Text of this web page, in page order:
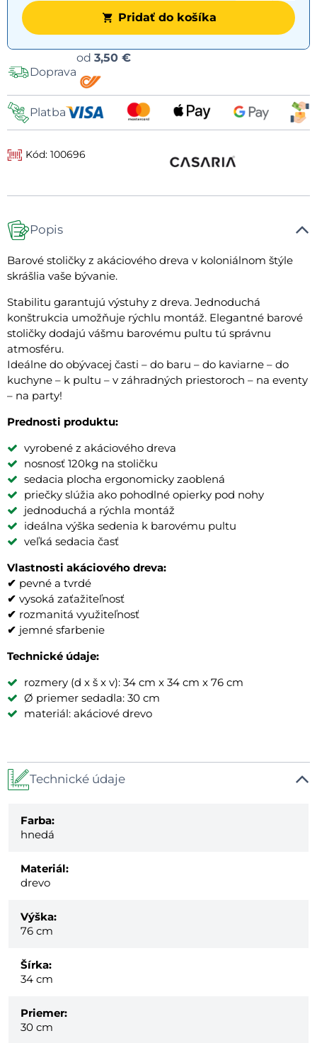
Pridať do košíka
Doprava
od 3,50 €
Platba
Kód: 100696
Popis
Barové stoličky z akáciového dreva v koloniálnom štýle
skrášlia vaše bývanie.
Stabilitu garantujú výstuhy z dreva. Jednoduchá
konštrukcia umožňuje rýchlu montáž. Elegantné barové
stoličky dodajú vášmu barovému pultu tú správnu
atmosféru.
Ideálne do obývacej časti – do baru – do kaviarne – do
kuchyne – k pultu – v záhradných priestoroch – na eventy
– na party!
Prednosti produktu:
vyrobené z akáciového dreva
nosnosť 120kg na stoličku
sedacia plocha ergonomicky zaoblená
priečky slúžia ako pohodlné opierky pod nohy
jednoduchá a rýchla montáž
ideálna výška sedenia k barovému pultu
veľká sedacia časť
Vlastnosti akáciového dreva:
✔ pevné a tvrdé
✔ vysoká zaťažiteľnosť
✔ rozmanitá využiteľnosť
✔ jemné sfarbenie
Technické údaje:
rozmery (d x š x v): 34 cm x 34 cm x 76 cm
Ø priemer sedadla: 30 cm
materiál: akáciové drevo
Technické údaje
Farba:
hnedá
Materiál:
drevo
Výška:
76 cm
Šírka:
34 cm
Priemer:
30 cm